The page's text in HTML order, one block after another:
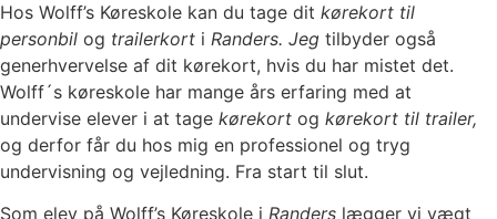
Hos Wolff’s Køreskole kan du tage dit kørekort til
personbil og trailerkort i Randers. Jeg tilbyder også
generhvervelse af dit kørekort, hvis du har mistet det.
Wolff´s køreskole har mange års erfaring med at
undervise elever i at tage kørekort og kørekort til trailer,
og derfor får du hos mig en professionel og tryg
undervisning og vejledning. Fra start til slut.
Som elev på Wolff’s Køreskole i Randers lægger vi vægt